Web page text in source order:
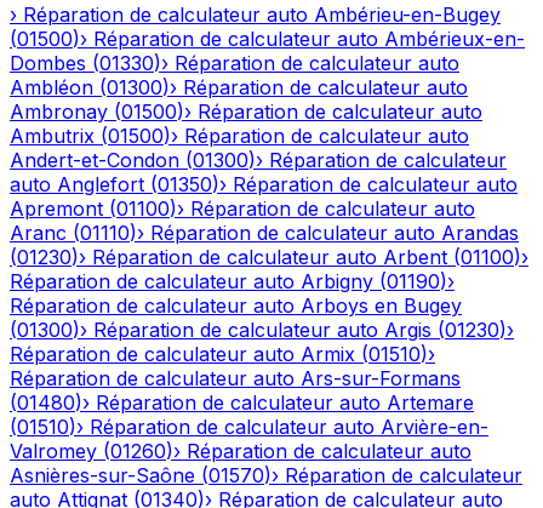
› Réparation de calculateur auto Ambérieu-en-Bugey
(01500)› Réparation de calculateur auto Ambérieux-en-
Dombes (01330)› Réparation de calculateur auto
Ambléon (01300)› Réparation de calculateur auto
Ambronay (01500)› Réparation de calculateur auto
Ambutrix (01500)› Réparation de calculateur auto
Andert-et-Condon (01300)› Réparation de calculateur
auto Anglefort (01350)› Réparation de calculateur auto
Apremont (01100)› Réparation de calculateur auto
Aranc (01110)› Réparation de calculateur auto Arandas
(01230)› Réparation de calculateur auto Arbent (01100)›
Réparation de calculateur auto Arbigny (01190)›
Réparation de calculateur auto Arboys en Bugey
(01300)› Réparation de calculateur auto Argis (01230)›
Réparation de calculateur auto Armix (01510)›
Réparation de calculateur auto Ars-sur-Formans
(01480)› Réparation de calculateur auto Artemare
(01510)› Réparation de calculateur auto Arvière-en-
Valromey (01260)› Réparation de calculateur auto
Asnières-sur-Saône (01570)› Réparation de calculateur
auto Attignat (01340)› Réparation de calculateur auto